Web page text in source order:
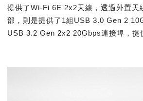
提供了Wi-Fi 6E 2x2天線，透過外置天
部，則是提供了1組USB 3.0 Gen 2
USB 3.2 Gen 2x2 20Gbps連接埠，提